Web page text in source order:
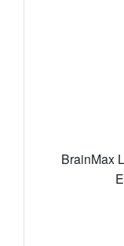
BrainMax